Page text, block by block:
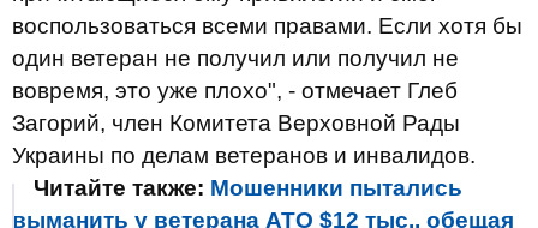
воспользоваться всеми правами. Если хотя бы
один ветеран не получил или получил не
вовремя, это уже плохо", - отмечает Глеб
Загорий, член Комитета Верховной Рады
Украины по делам ветеранов и инвалидов.
Читайте также: Мошенники пытались
выманить у ветерана АТО $12 тыс., обещая